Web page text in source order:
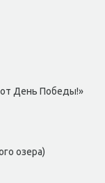
День Победы!»
озера)